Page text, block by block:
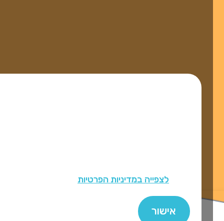
לצפייה במדיניות הפרטיות
אישור